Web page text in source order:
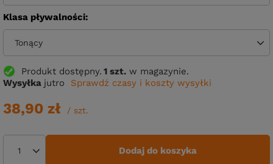
Klasa pływalności
Tonący
Produkt dostępny 1 szt. w magazynie.
Wysyłka jutro Sprawdź czasy i koszty wysyłki
38,90 zł / szt.
Dodaj do koszyka